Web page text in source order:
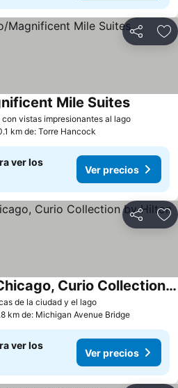
Compartir
vistas impresionantes al lago
Mile Suites
km de: Torre Hancock
ver los
Ver precios
Compartir
de la ciudad y el lago
Sable at Navy Pier Chicago, Curio Collection by Hilton
km de: Michigan Avenue Bridge
ver los
Ver precios